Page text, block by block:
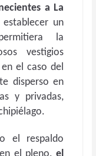
a La
establecer un
la
vestigios
el caso del
disperso en
y privadas,
el respaldo